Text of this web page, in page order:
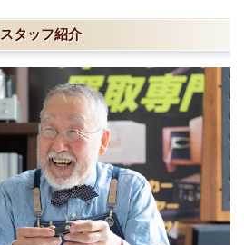
スタッフ紹介